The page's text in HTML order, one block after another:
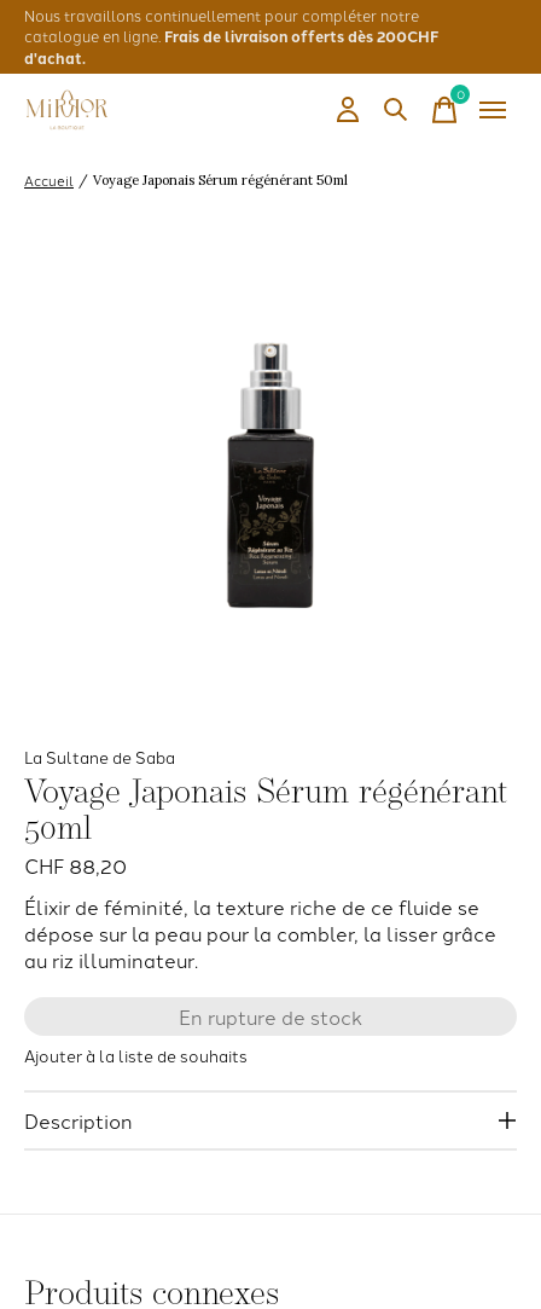
Nous travaillons continuellement pour compléter notre
catalogue en ligne. Frais de livraison offerts dès 200CHF
d'achat.
0items
Accueil / Voyage Japonais Sérum régénérant 50ml
La Sultane de Saba
Voyage Japonais Sérum régénérant
50ml
CHF 88,20
Élixir de féminité, la texture riche de ce fluide se
dépose sur la peau pour la combler, la lisser grâce
au riz illuminateur.
En rupture de stock
Ajouter à la liste de souhaits
Description
Produits connexes